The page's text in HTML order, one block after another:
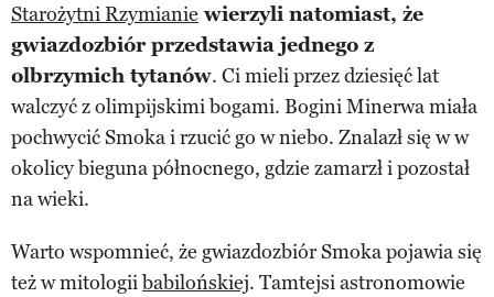
Starożytni Rzymianie wierzyli natomiast, że
gwiazdozbiór przedstawia jednego z
olbrzymich tytanów. Ci mieli przez dziesięć lat
walczyć z olimpijskimi bogami. Bogini Minerwa miała
pochwycić Smoka i rzucić go w niebo. Znalazł się w w
okolicy bieguna północnego, gdzie zamarzł i pozostał
na wieki.
Warto wspomnieć, że gwiazdozbiór Smoka pojawia się
też w mitologiibabilońskiej. Tamtejsi astronomowie